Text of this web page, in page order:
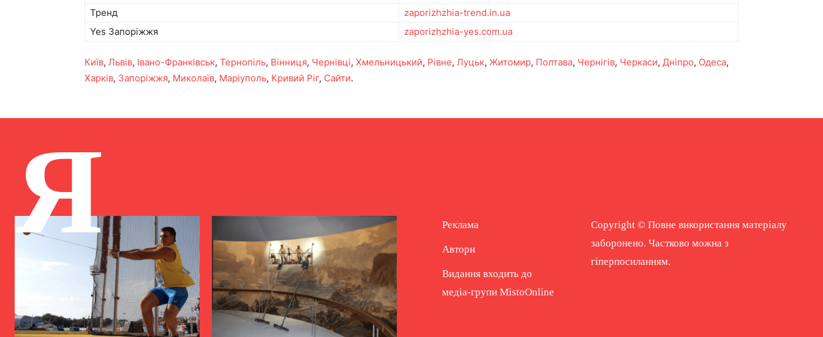
Тренд
zaporizhzhia-trend.in.ua
Yes Запоріжжя
zaporizhzhia-yes.com.ua
Київ, Львів, Івано-Франківськ, Тернопіль, Вінниця, Чернівці, Хмельницький, Рівне, Луцьк, Житомир, Полтава, Чернігів, Черкаси, Дніпро, Одеса,
Харків, Запоріжжя, Миколаїв, Маріуполь, Кривий Ріг, Сайти.
Я Реклама
Автори
Видання входить до
медіа-групи MistoOnline
Copyright © Повне використання матеріалу
заборонено. Частково можна з
гіперпосиланням.